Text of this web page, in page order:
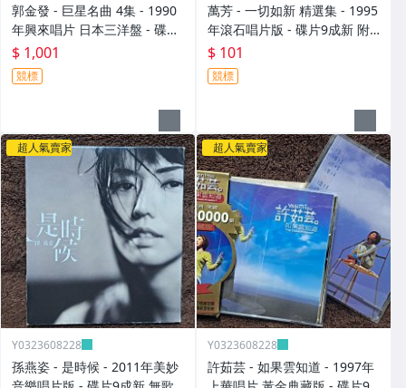
郭金發 - 巨星名曲 4集 - 1990
年興來唱片 日本三洋盤 - 碟片
9成新 無IFPI - 1001元起標 M
2316
$ 1,001
競標
萬芳 - 一切如新 精選集 - 1995
年滾石唱片版 - 碟片9成新 附
$ 101
競標
超人氣賣家
Y0323608228
孫燕姿 - 是時候 - 2011年美妙
超人氣賣家
Y0323608228
許茹芸 - 如果雲知道 - 1997年